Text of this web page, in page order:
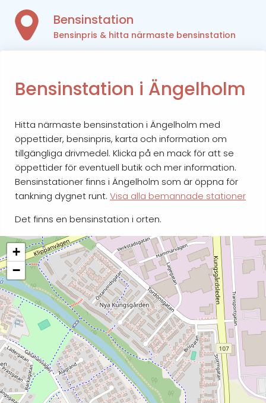
Bensinstation
Bensinpris & hitta närmaste bensinstation
Bensinstation i Ängelholm
Hitta närmaste bensinstation i Ängelholm med
öppettider, bensinpris, karta och information om
tillgängliga drivmedel. Klicka på en mack för att se
öppettider för eventuell butik och mer information.
Bensinstationer finns i Ängelholm som är öppna för
tankning dygnet runt. Visa alla bemannade stationer
Det finns en bensinstation i orten.
+
−